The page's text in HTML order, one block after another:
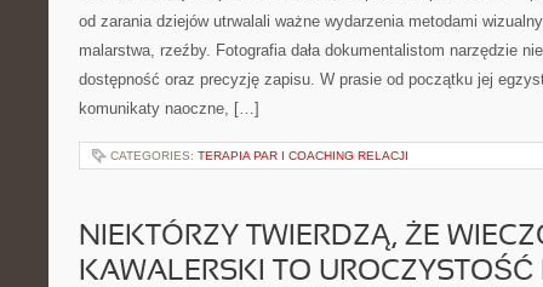
od zarania dziejów utrwalali ważne wydarzenia metodami
malarstwa, rzeźby. Fotografia dała dokumentalistom narzędzie
dostępność oraz precyzję zapisu. W prasie od początku jej
komunikaty naoczne, […]
CATEGORIES: TERAPIA PAR I COACHING RELACJI
NIEKTÓRZY TWIERDZĄ, ŻE
KAWALERSKI TO UROCZYSTOŚĆ